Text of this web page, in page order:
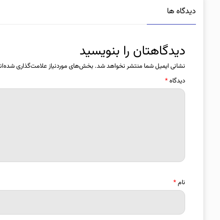
دیدگاه ها
دیدگاهتان را بنویسید
نشانی ایمیل شما منتشر نخواهد شد. بخش‌های موردنیاز علامت‌گذاری
دیدگاه*
نام*